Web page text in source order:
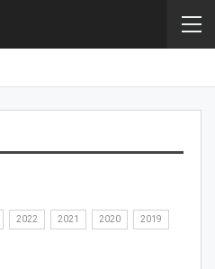
2022 2021 2020 2019